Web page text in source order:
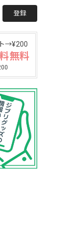
登録
→¥200
無料